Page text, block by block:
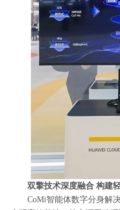
双擎技术深度融合 构建
CoMi智能体数字分身解